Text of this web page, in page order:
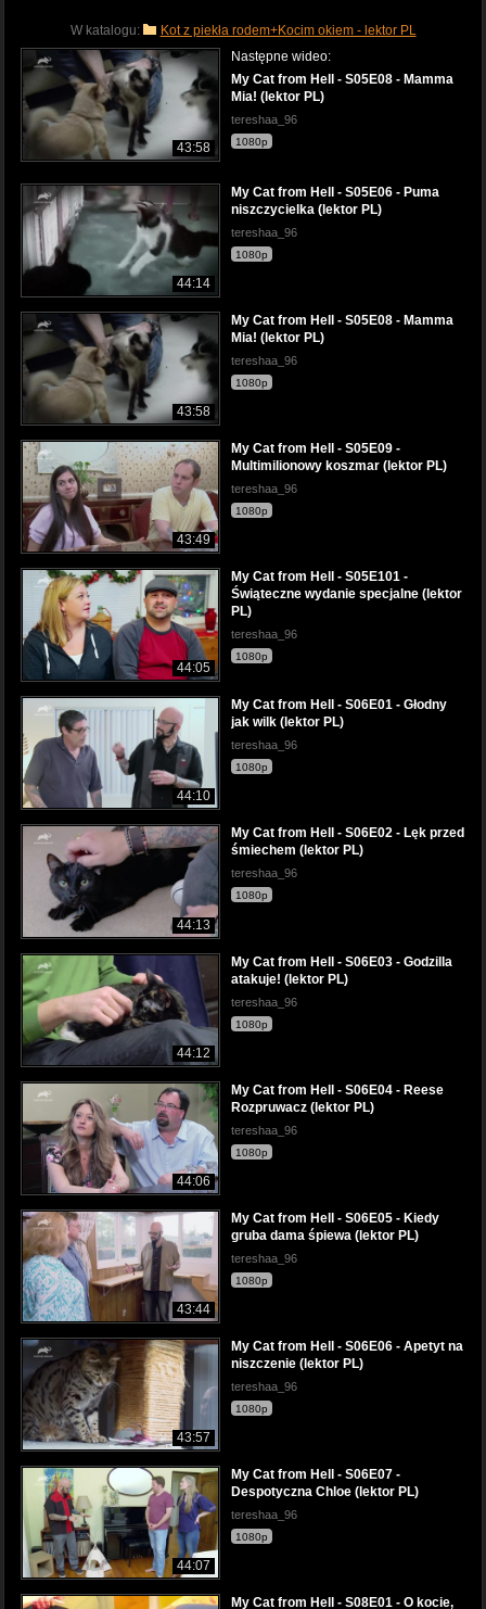
W katalogu: Kot z piekła rodem+Kocim okiem - lektor PL
43:58
Następne wideo:
My Cat from Hell - S05E08 - Mamma
Mia! (lektor PL)
tereshaa_96
1080p
44:14
My Cat from Hell - S05E06 - Puma
niszczycielka (lektor PL)
tereshaa_96
1080p
43:58
My Cat from Hell - S05E08 - Mamma
Mia! (lektor PL)
tereshaa_96
1080p
43:49
My Cat from Hell - S05E09 -
Multimilionowy koszmar (lektor PL)
tereshaa_96
1080p
44:05
My Cat from Hell - S05E101 -
Świąteczne wydanie specjalne (lektor
PL)
tereshaa_96
1080p
44:10
My Cat from Hell - S06E01 - Głodny
jak wilk (lektor PL)
tereshaa_96
1080p
44:13
My Cat from Hell - S06E02 - Lęk przed
śmiechem (lektor PL)
tereshaa_96
1080p
44:12
My Cat from Hell - S06E03 - Godzilla
atakuje! (lektor PL)
tereshaa_96
1080p
44:06
My Cat from Hell - S06E04 - Reese
Rozpruwacz (lektor PL)
tereshaa_96
1080p
43:44
My Cat from Hell - S06E05 - Kiedy
gruba dama śpiewa (lektor PL)
tereshaa_96
1080p
43:57
My Cat from Hell - S06E06 - Apetyt na
niszczenie (lektor PL)
tereshaa_96
1080p
44:07
My Cat from Hell - S06E07 -
Despotyczna Chloe (lektor PL)
tereshaa_96
1080p
My Cat from Hell - S08E01 - O kocie,